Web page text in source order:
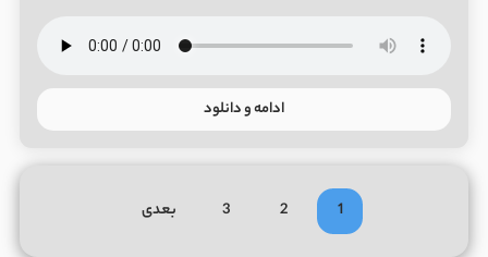
ادامه و دانلود
1
2
3 بعدی